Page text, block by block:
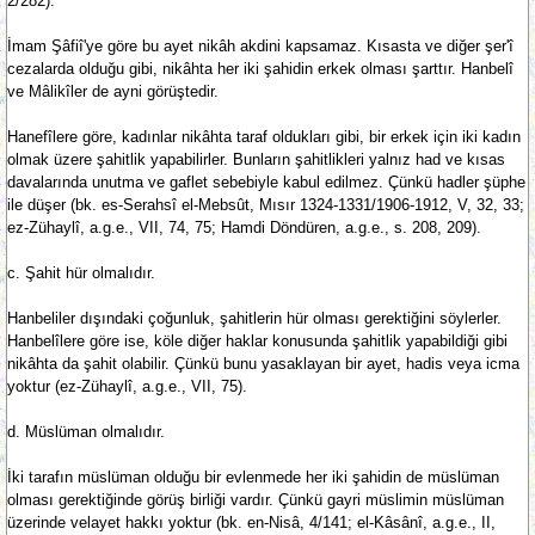
İmam Şâfiî'ye göre bu ayet nikâh akdini kapsamaz. Kısasta ve diğer şer'î
cezalarda olduğu gibi, nikâhta her iki şahidin erkek olması şarttır. Hanbelî
ve Mâlikîler de ayni görüştedir.
Hanefîlere göre, kadınlar nikâhta taraf oldukları gibi, bir erkek için iki kadın
olmak üzere şahitlik yapabilirler. Bunların şahitlikleri yalnız had ve kısas
davalarında unutma ve gaflet sebebiyle kabul edilmez. Çünkü hadler şüphe
ile düşer (bk. es-Serahsî el-Mebsût, Mısır 1324-1331/1906-1912, V, 32, 33;
ez-Zühaylî, a.g.e., VII, 74, 75; Hamdi Döndüren, a.g.e., s. 208, 209).
c. Şahit hür olmalıdır.
Hanbeliler dışındaki çoğunluk, şahitlerin hür olması gerektiğini söylerler.
Hanbelîlere göre ise, köle diğer haklar konusunda şahitlik yapabildiği gibi
nikâhta da şahit olabilir. Çünkü bunu yasaklayan bir ayet, hadis veya icma
yoktur (ez-Zühaylî, a.g.e., VII, 75).
d. Müslüman olmalıdır.
İki tarafın müslüman olduğu bir evlenmede her iki şahidin de müslüman
olması gerektiğinde görüş birliği vardır. Çünkü gayri müslimin müslüman
üzerinde velayet hakkı yoktur (bk. en-Nisâ, 4/141; el-Kâsânî, a.g.e., II,